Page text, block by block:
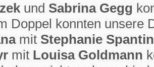
und Sabrina Gegg
Doppel konnten unsere
mit Stephanie
mit Louisa Goldmann